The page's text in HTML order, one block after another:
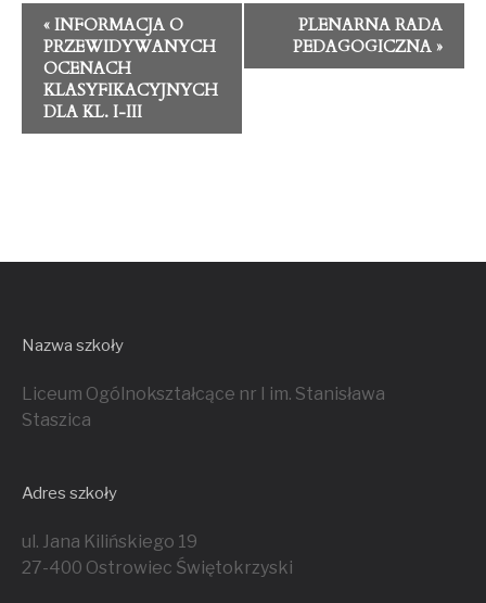
e
a
v
g
a
« INFORMACJA O
PRZEWIDYWANYCH
OCENACH
KLASYFIKACYJNYCH
DLA KL. I-III
PLENARNA RADA
PEDAGOGICZNA »
Nazwa szkoły
Liceum Ogólnokształcące nr I im. Stanisława
Staszica
Adres szkoły
ul. Jana Kilińskiego 19
27-400 Ostrowiec Świętokrzyski